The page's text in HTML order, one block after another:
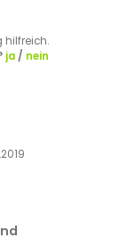
hilfreich.
ja/ nein